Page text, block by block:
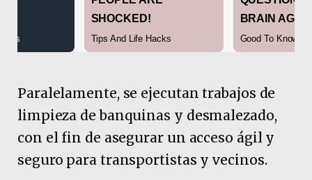
Paralelamente, se ejecutan trabajos de
limpieza de banquinas y desmalezado,
con el fin de asegurar un acceso ágil y
seguro para transportistas y vecinos.